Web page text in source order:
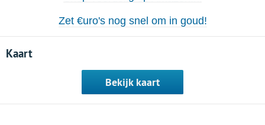
Zet €uro's nog snel om in goud!
Kaart
Bekijk kaart